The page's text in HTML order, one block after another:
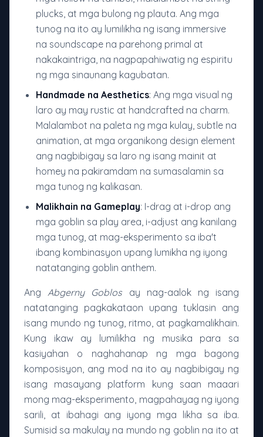
plucks, at mga bulong ng plauta. Ang mga
tunog na ito ay lumilikha ng isang immersive
na soundscape na parehong primal at
nakakaintriga, na nagpapahiwatig ng espiritu
ng mga sinaunang kagubatan.
Handmade na Aesthetics: Ang mga visual ng
laro ay may rustic at handcrafted na charm.
Malalambot na paleta ng mga kulay, subtle na
animation, at mga organikong design element
ang nagbibigay sa laro ng isang mainit at
homey na pakiramdam na sumasalamin sa
mga tunog ng kalikasan.
Malikhain na Gameplay: I-drag at i-drop ang
mga goblin sa play area, i-adjust ang kanilang
mga tunog, at mag-eksperimento sa iba't
ibang kombinasyon upang lumikha ng iyong
natatanging goblin anthem.
AngAbgerny Goblos ay nag-aalok ng isang
natatanging pagkakataon upang tuklasin ang
isang mundo ng tunog, ritmo, at pagkamalikhain.
Kung ikaw ay lumilikha ng musika para sa
kasiyahan o naghahanap ng mga bagong
komposisyon, ang mod na ito ay nagbibigay ng
isang masayang platform kung saan maaari
mong mag-eksperimento, magpahayag ng iyong
sarili, at ibahagi ang iyong mga likha sa iba.
Sumisid sa makulay na mundo ng goblin na ito at